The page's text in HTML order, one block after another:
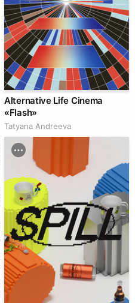
Alternative Life Cinema
«Flash»
Tatyana Andreeva